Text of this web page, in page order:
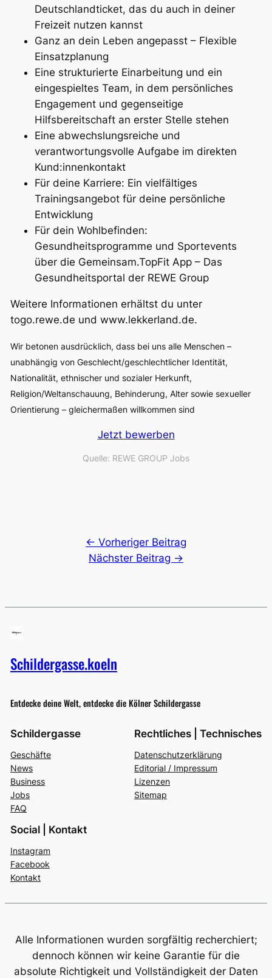
Deutschlandticket, das du auch in deiner
Freizeit nutzen kannst
Ganz an dein Leben angepasst – Flexible
Einsatzplanung
Eine strukturierte Einarbeitung und ein
eingespieltes Team, in dem persönliches
Engagement und gegenseitige
Hilfsbereitschaft an erster Stelle stehen
Eine abwechslungsreiche und
verantwortungsvolle Aufgabe im direkten
Kund:innenkontakt
Für deine Karriere: Ein vielfältiges
Trainingsangebot für deine persönliche
Entwicklung
Für dein Wohlbefinden:
Gesundheitsprogramme und Sportevents
über die Gemeinsam.TopFit App – Das
Gesundheitsportal der REWE Group
Weitere Informationen erhältst du unter
togo.rewe.de und www.lekkerland.de.
Wir betonen ausdrücklich, dass bei uns alle Menschen –
unabhängig von Geschlecht/geschlechtlicher Identität,
Nationalität, ethnischer und sozialer Herkunft,
Religion/Weltanschauung, Behinderung, Alter sowie sexueller
Orientierung – gleichermaßen willkommen sind
Jetzt bewerben
Quelle: REWE GROUP Jobs
← Vorheriger Beitrag
Nächster Beitrag →
Schildergasse.koeln
Entdecke deine Welt, entdecke die Kölner Schildergasse
Schildergasse
Geschäfte
News
Business
Jobs
FAQ
Rechtliches | Technisches
Datenschutzerklärung
Editorial / Impressum
Lizenzen
Sitemap
Social | Kontakt
Instagram
Facebook
Kontakt
Alle Informationen wurden sorgfältig recherchiert;
dennoch können wir keine Garantie für die
absolute Richtigkeit und Vollständigkeit der Daten